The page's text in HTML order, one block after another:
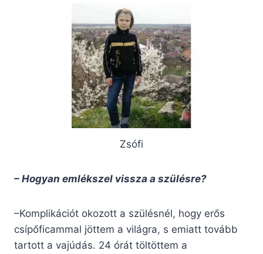
Zsófi
– Hogyan emlékszel vissza a szülésre?
–Komplikációt okozott a szülésnél, hogy erős
csípőficammal jöttem a világra, s emiatt tovább
tartott a vajúdás. 24 órát töltöttem a